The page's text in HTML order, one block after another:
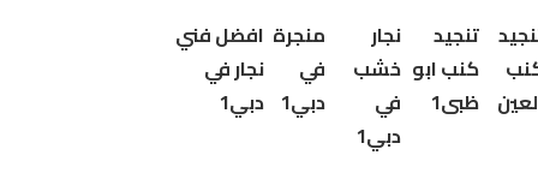
تنجيد
كنب ابو
ظبى1
نجار
خشب
في
دبي1
منجرة
في
دبي1
افضل فني
نجار في
دبي1